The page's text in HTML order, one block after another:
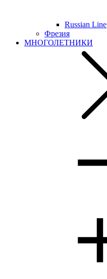
Russian Line
Фрезия
МНОГОЛЕТНИКИ